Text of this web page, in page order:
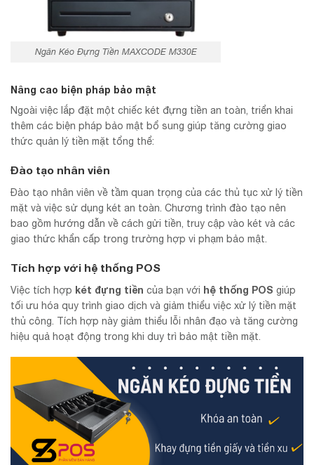
Ngăn Kéo Đựng Tiền MAXCODE M330E
Nâng cao biện pháp bảo mật
Ngoài việc lắp đặt một chiếc két đựng tiền an toàn, triển khai
thêm các biện pháp bảo mật bổ sung giúp tăng cường giao
thức quản lý tiền mặt tổng thể:
Đào tạo nhân viên
Đào tạo nhân viên về tầm quan trọng của các thủ tục xử lý tiền
mặt và việc sử dụng két an toàn. Chương trình đào tạo nên
bao gồm hướng dẫn về cách gửi tiền, truy cập vào két và các
giao thức khẩn cấp trong trường hợp vi phạm bảo mật.
Tích hợp với hệ thống POS
Việc tích hợp két đựng tiền của bạn với hệ thống POS giúp
tối ưu hóa quy trình giao dịch và giảm thiểu việc xử lý tiền mặt
thủ công. Tích hợp này giảm thiểu lỗi nhân đạo và tăng cường
hiệu quả hoạt động trong khi duy trì bảo mật tiền mặt.